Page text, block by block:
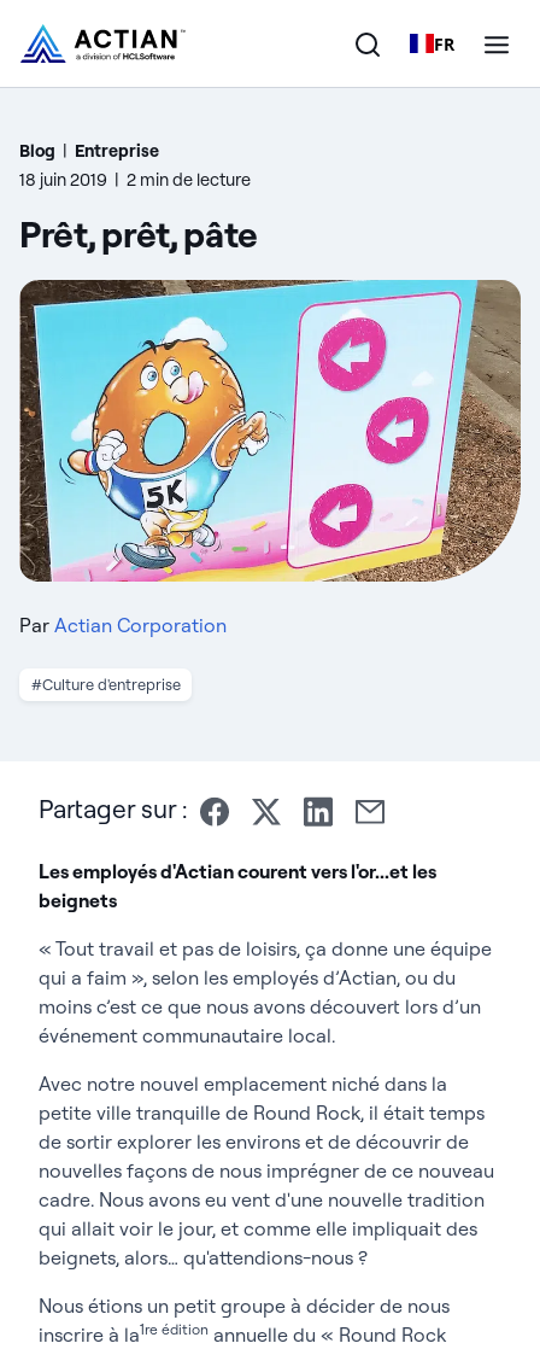
FR
Produits
Entreprise
Ressources
Blog | Entreprise
18 juin 2019 | 2 min de lecture
Prêt, prêt, pâte
Par Actian Corporation
#Culture d'entreprise
Partager sur :
Les employés d'Actian courent vers l'or...et les
beignets
« Tout travail et pas de loisirs, ça donne une équipe
qui a faim », selon les employés d’Actian, ou du
moins c’est ce que nous avons découvert lors d’un
événement communautaire local.
Avec notre nouvel emplacement niché dans la
petite ville tranquille de Round Rock, il était temps
de sortir explorer les environs et de découvrir de
nouvelles façons de nous imprégner de ce nouveau
cadre. Nous avons eu vent d'une nouvelle tradition
qui allait voir le jour, et comme elle impliquait des
beignets, alors… qu'attendions-nous ?
Nous étions un petit groupe à décider de nous
inscrire à la1re édition annuelle du « Round Rock